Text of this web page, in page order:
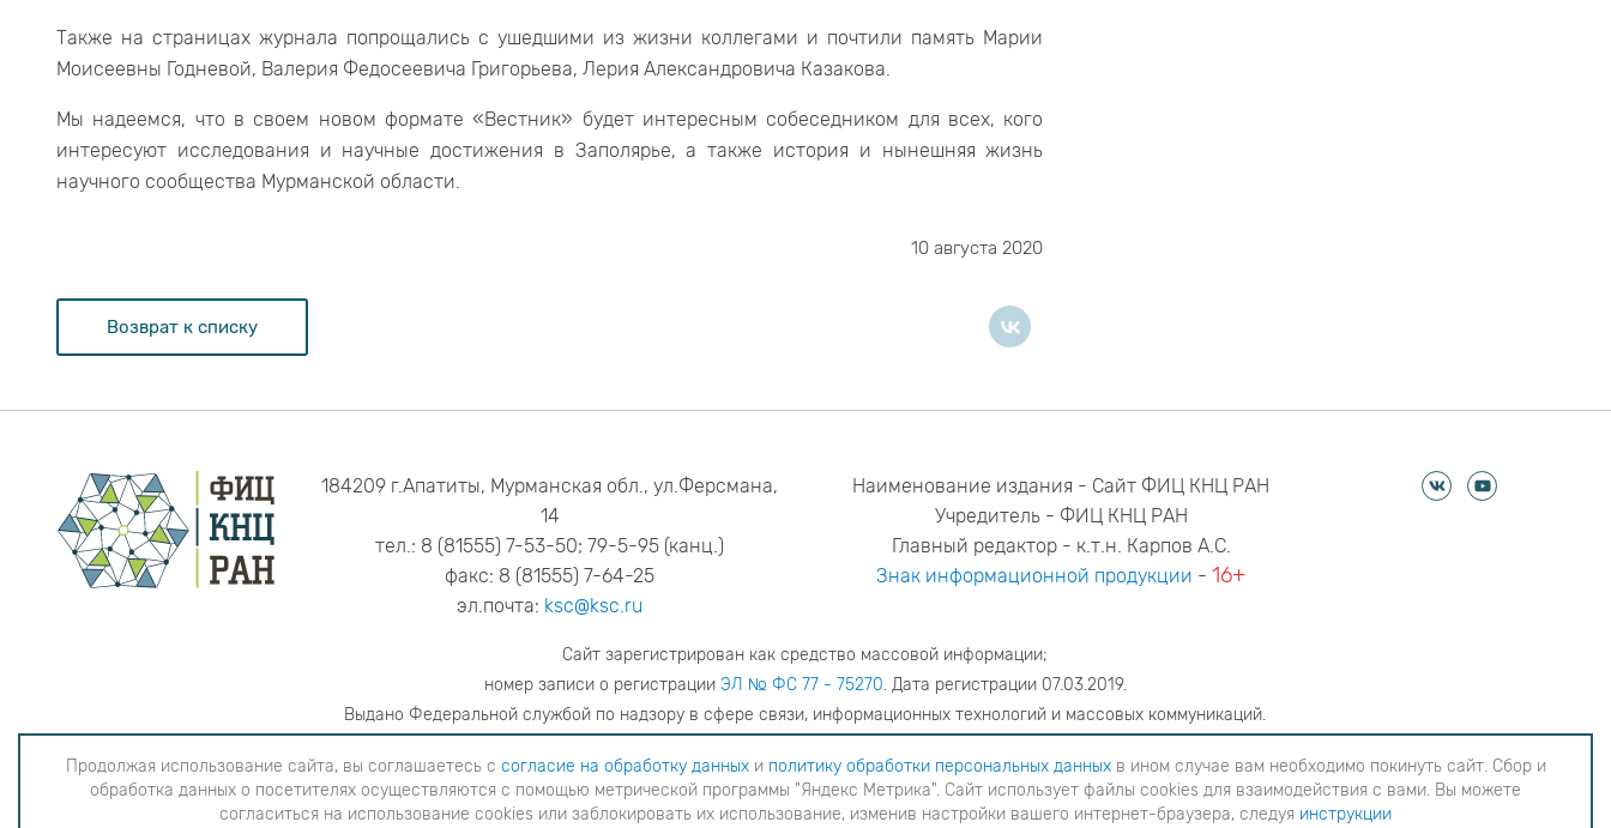
Также на страницах журнала попрощались с ушедшими из жизни коллегами и почтили память Марии
Моисеевны Годневой, Валерия Федосеевича Григорьева, Лерия Александровича Казакова.
Мы надеемся, что в своем новом формате «Вестник» будет интересным собеседником для всех, кого
интересуют исследования и научные достижения в Заполярье, а также история и нынешняя жизнь
научного сообщества Мурманской области.
10 августа 2020
Возврат к списку
184209 г.Апатиты, Мурманская обл., ул.Ферсмана,
14
тел.: 8 (81555) 7-53-50; 79-5-95 (канц.)
факс: 8 (81555) 7-64-25
эл.почта: ksc@ksc.ru
Наименование издания - Сайт ФИЦ КНЦ РАН
Учредитель - ФИЦ КНЦ РАН
Главный редактор - к.т.н. Карпов А.С.
Знак информационной продукции -16+
Сайт зарегистрирован как средство массовой информации;
номер записи о регистрации ЭЛ № ФС 77 - 75270. Дата регистрации 07.03.2019.
Выдано Федеральной службой по надзору в сфере связи, информационных технологий и массовых коммуникаций.
адрес редакцииya.stogova@ksc.ru телефон редакции81555-79-516
Продолжая использование сайта, вы соглашаетесь с согласие на обработку данных
в ином случае вам необходимо покинуть сайт. Сбор и обработка
данных о посетителях осуществляются с помощью метрической программы "Яндекс Метрика". Сайт использует файлы cookies для взаимодействия с вами. Вы можете согласиться на
Продолжая использование сайта, вы соглашаетесь с согласие на обработку данныхи политику обработки персональных данныхв ином случае вам необходимо покинуть сайт. Сбор и
обработка данных о посетителях осуществляются с помощью метрической программы "Яндекс Метрика". Сайт использует файлы cookies для взаимодействия с вами. Вы можете
согласиться на использование cookies или заблокировать их использование, изменив настройки вашего интернет-браузера, следуя инструкции